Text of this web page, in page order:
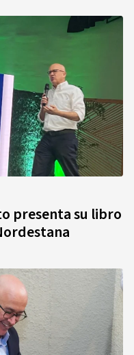
presenta su libro